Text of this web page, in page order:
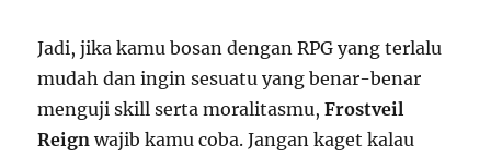
Jadi, jika kamu bosan dengan RPG yang terlalu
mudah dan ingin sesuatu yang benar-benar
menguji skill serta moralitasmu,Frostveil
Reign wajib kamu coba. Jangan kaget kalau